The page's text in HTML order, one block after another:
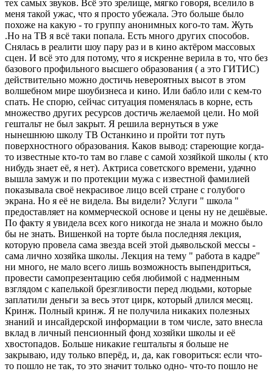
тех самых звуков. Всё это зрелище, мягко говоря, вселило в
меня такой ужас, что я просто убежала. Это больше было
похоже на какую - то группу анонимных кого-то там. Жуть
.Но на ТВ я всё таки попала. Есть много других способов.
Снялась в реалити шоу пару раз и в кино актёром массовых
сцен. И всё это для потому, что я искренне верила в то, что без
базового профильного высшего образования ( а это ГИТИС)
действительно можно достичь невероятных высот в этом
волшебном мире шоубизнеса и кино. Или бабло или с кем-то
спать. Не спорю, сейчас ситуация поменялась в корне, есть
множество других ресурсов достичь желаемой цели. Но мой
гештальт не был закрыт. Я решила вернуться в уже
нынешнюю школу ТВ Останкино и пройти тот путь
поверхностного образования. Каков вывод: стареющие когда-
то известные кто-то там во главе с самой хозяйкой школы ( кто
нибудь знает её, я нет). Актриса советского времени, удачно
вышла замуж и по протекции мужа с известной фамилией
показывала своё некрасивое лицо всей стране с голубого
экрана. Но я её не видела. Вы видели? Услуги " школа "
предоставляет на коммерческой основе и цены ну не дешёвые.
По факту я увидела всех кого никогда не знала и можно было
бы не знать. Вишенкой на торте была последняя лекция,
которую провела сама звезда всей этой дьявольской мессы -
сама лично хозяйка школы. Лекция на тему " работа в кадре"
ни много, не мало всего лишь возможность выпендриться,
провести самопрезентацию себя любимой с надменным
взглядом с капелькой брезгливости перед людьми, которые
заплатили деньги за весь этот цирк, который длился месяц.
Кринж. Полный кринж. Я не получила никаких полезных
знаний и инсайдерской информации в том числе, зато внесла
вклад в личный пенсионный фонд хозяйки школы и её
хвостопадов. Больше никакие гештальты я больше не
закрываю, иду только вперёд, и, да, как говориться: если что-
то пошло не так, то это значит только одно- что-то пошло не